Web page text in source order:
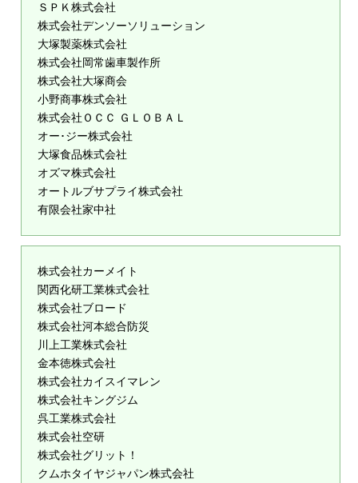
ＳＰＫ株式会社
株式会社デンソーソリューション
大塚製薬株式会社
株式会社岡常歯車製作所
株式会社大塚商会
小野商事株式会社
株式会社ＯＣＣ ＧＬＯＢＡＬ
オー･ジー株式会社
大塚食品株式会社
オズマ株式会社
オートルブサプライ株式会社
有限会社家中社
株式会社カーメイト
関西化研工業株式会社
株式会社ブロード
株式会社河本総合防災
川上工業株式会社
金本徳株式会社
株式会社カイスイマレン
株式会社キングジム
呉工業株式会社
株式会社空研
株式会社グリット！
クムホタイヤジャパン株式会社